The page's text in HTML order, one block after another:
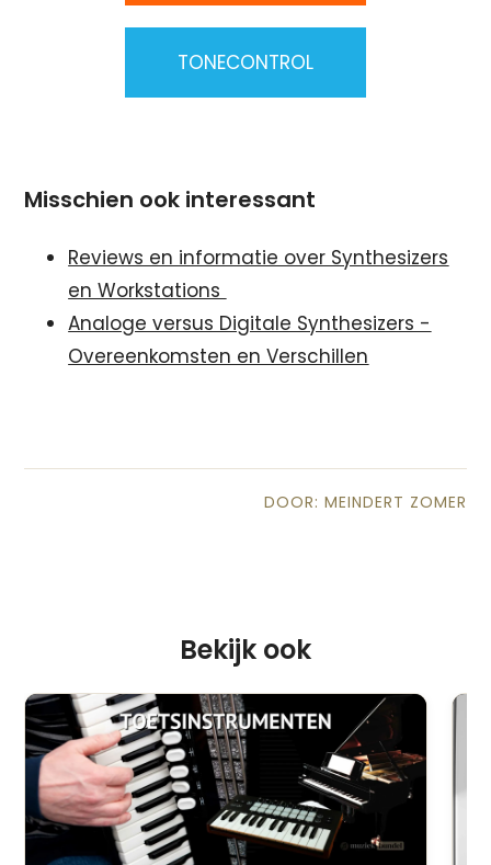
TONECONTROL
Misschien ook interessant
Reviews en informatie over Synthesizers
en Workstations
Analoge versus Digitale Synthesizers -
Overeenkomsten en Verschillen
DOOR: MEINDERT ZOMER
Bekijk ook